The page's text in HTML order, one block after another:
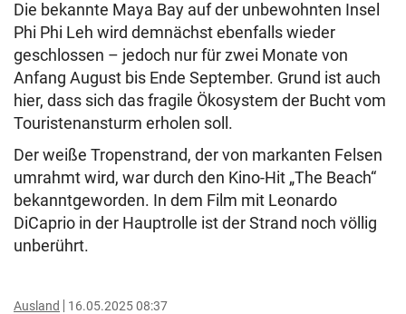
Die bekannte Maya Bay auf der unbewohnten Insel
Phi Phi Leh wird demnächst ebenfalls wieder
geschlossen – jedoch nur für zwei Monate von
Anfang August bis Ende September. Grund ist auch
hier, dass sich das fragile Ökosystem der Bucht vom
Touristenansturm erholen soll.
Der weiße Tropenstrand, der von markanten Felsen
umrahmt wird, war durch den Kino-Hit „The Beach“
bekanntgeworden. In dem Film mit Leonardo
DiCaprio in der Hauptrolle ist der Strand noch völlig
unberührt.
Ausland 16.05.2025 08:37